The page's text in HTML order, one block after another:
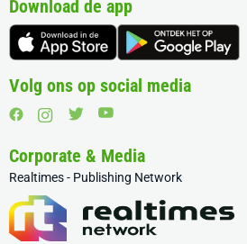
Download de app
Volg ons op social media
Corporate & Media
Realtimes - Publishing Network